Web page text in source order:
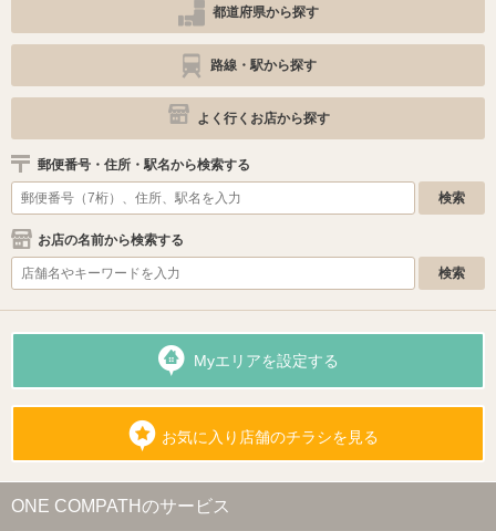
都道府県から探す
路線・駅から探す
よく行くお店から探す
郵便番号・住所・駅名から検索する
お店の名前から検索する
Myエリアを設定する
お気に入り店舗のチラシを見る
ONE COMPATHのサービス